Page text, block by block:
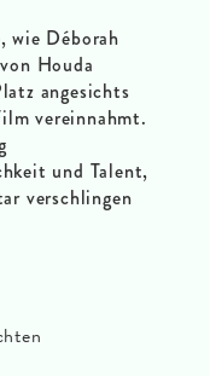
wie Déborah
Houda
angesichts
vereinnahmt.
und Talent,
verschlingen